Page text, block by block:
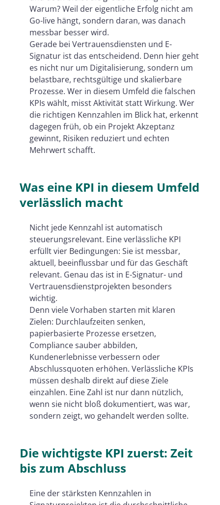
Warum? Weil der eigentliche Erfolg nicht am
Go-live hängt, sondern daran, was danach
messbar besser wird.
Gerade bei Vertrauensdiensten und E-
Signatur ist das entscheidend. Denn hier geht
es nicht nur um Digitalisierung, sondern um
belastbare, rechtsgültige und skalierbare
Prozesse. Wer in diesem Umfeld die falschen
KPIs wählt, misst Aktivität statt Wirkung. Wer
die richtigen Kennzahlen im Blick hat, erkennt
dagegen früh, ob ein Projekt Akzeptanz
gewinnt, Risiken reduziert und echten
Mehrwert schafft.
Was eine KPI in diesem Umfeld
verlässlich macht
Nicht jede Kennzahl ist automatisch
steuerungsrelevant. Eine verlässliche KPI
erfüllt vier Bedingungen: Sie ist messbar,
aktuell, beeinflussbar und für das Geschäft
relevant. Genau das ist in E-Signatur- und
Vertrauensdienstprojekten besonders
wichtig.
Denn viele Vorhaben starten mit klaren
Zielen: Durchlaufzeiten senken,
papierbasierte Prozesse ersetzen,
Compliance sauber abbilden,
Kundenerlebnisse verbessern oder
Abschlussquoten erhöhen. Verlässliche KPIs
müssen deshalb direkt auf diese Ziele
einzahlen. Eine Zahl ist nur dann nützlich,
wenn sie nicht bloß dokumentiert, was war,
sondern zeigt, wo gehandelt werden sollte.
Die wichtigste KPI zuerst: Zeit
bis zum Abschluss
Eine der stärksten Kennzahlen in